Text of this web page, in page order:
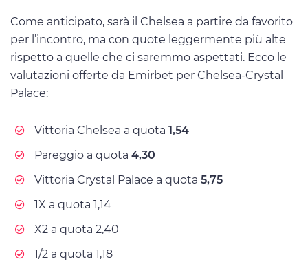
Come anticipato, sarà il Chelsea a partire da favorito
per l’incontro, ma con quote leggermente più alte
rispetto a quelle che ci saremmo aspettati. Ecco le
valutazioni offerte da Emirbet per Chelsea-Crystal
Palace:
Vittoria Chelsea a quota 1,54
Pareggio a quota 4,30
Vittoria Crystal Palace a quota 5,75
1X a quota 1,14
X2 a quota 2,40
1/2 a quota 1,18